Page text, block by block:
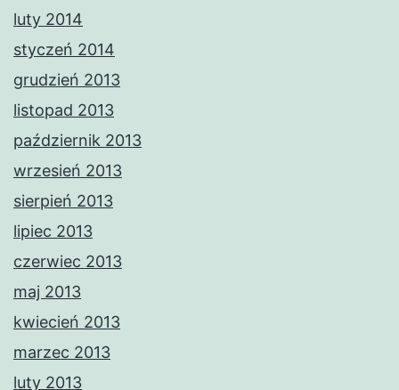
luty 2014
styczeń 2014
grudzień 2013
listopad 2013
październik 2013
wrzesień 2013
sierpień 2013
lipiec 2013
czerwiec 2013
maj 2013
kwiecień 2013
marzec 2013
luty 2013